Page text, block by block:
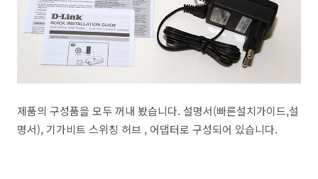
제품의 구성품을 모두 꺼내 봤습니다. 설명서(빠른설치가이드,설
명서), 기가비트 스위칭 허브 , 어댑터로 구성되어 있습니다.